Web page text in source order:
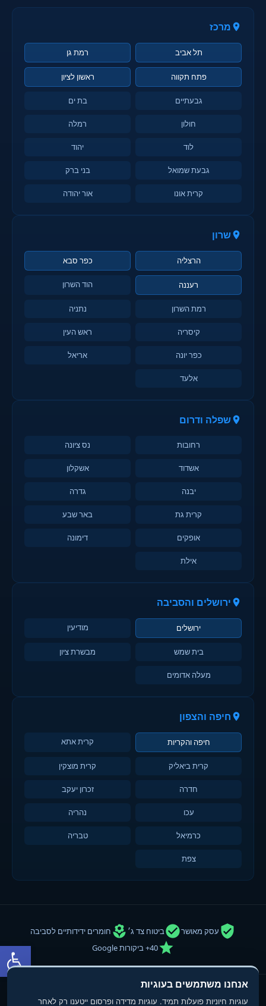
פתח
מרכז
תל אביב רמת גן
פתח תקווה ראשון לציון
גבעתיים בת ים
חולון רמלה
לוד יהוד
גבעת שמואל בני ברק
קרית אונו אור יהודה
שרון
הרצליה כפר סבא
רעננה הוד השרון
רמת השרון נתניה
קיסריה ראש העין
כפר יונה אריאל
אלעד
שפלה ודרום
רחובות נס ציונה
אשדוד אשקלון
יבנה גדרה
קרית גת באר שבע
אופקים דימונה
אילת
ירושלים והסביבה
ירושלים מודיעין
בית שמש מבשרת ציון
מעלה אדומים
חיפה והצפון
חיפה והקריות קרית אתא
קרית ביאליק קרית מוצקין
חדרה זכרון יעקב
עכו נהריה
כרמיאל טבריה
צפת
עסק מאושר ביטוח צד ג׳
חומרים ידידותיים לסביבה
40+ ביקורות Google
אנחנו משתמשים בעוגיות
עוגיות חיוניות פועלות תמיד. עוגיות מדידה ופרסום ייטענו רק לאחר